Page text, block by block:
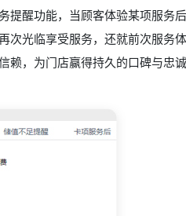
提醒功能，当顾客体验某项服务
次光临享受服务，还就前次服务
赖，为门店赢得持久的口碑与忠